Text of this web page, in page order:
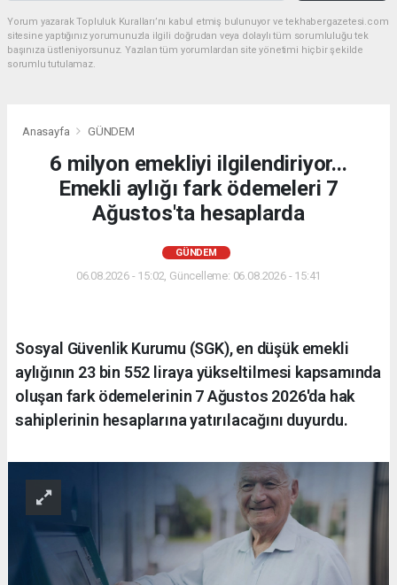
Yorum yazarak Topluluk Kuralları’nı kabul etmiş bulunuyor ve tekhabergazetesi.com
sitesine yaptığınız yorumunuzla ilgili doğrudan veya dolaylı tüm sorumluluğu tek
başınıza üstleniyorsunuz. Yazılan tüm yorumlardan site yönetimi hiçbir şekilde
sorumlu tutulamaz.
Anasayfa GÜNDEM
6 milyon emekliyi ilgilendiriyor...
Emekli aylığı fark ödemeleri 7
Ağustos'ta hesaplarda
GÜNDEM
06.08.2026 - 15:02, Güncelleme: 06.08.2026 - 15:41
Sosyal Güvenlik Kurumu (SGK), en düşük emekli
aylığının 23 bin 552 liraya yükseltilmesi kapsamında
oluşan fark ödemelerinin 7 Ağustos 2026'da hak
sahiplerinin hesaplarına yatırılacağını duyurdu.